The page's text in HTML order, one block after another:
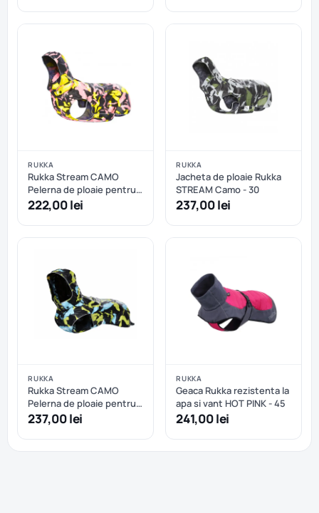
RUKKA
Rukka Stream CAMO
Pelerna de ploaie pentru
caini - Coral - 27 cm
222,00 lei
RUKKA
Jacheta de ploaie Rukka
STREAM Camo - 30
237,00 lei
RUKKA
Rukka Stream CAMO
Pelerna de ploaie pentru
caini - Turquoise - 30
237,00 lei
RUKKA
Geaca Rukka rezistenta la
apa si vant HOT PINK - 45
241,00 lei